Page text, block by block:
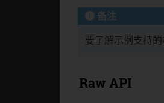
备注
要了解示例支持
Raw API